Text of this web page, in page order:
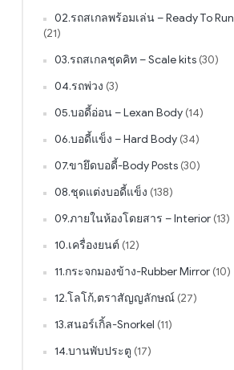
02.รถสเกลพร้อมเล่น – Ready To Run
(21)
03.รถสเกลชุดคิท – Scale kits (30)
04.รถพ่วง (3)
05.บอดี้อ่อน – Lexan Body (14)
06.บอดี้แข็ง – Hard Body (34)
07.ขายึดบอดี้-Body Posts (30)
08.ชุดแต่งบอดี้แข็ง (138)
09.ภายในห้องโดยสาร – Interior (13)
10.เครื่องยนต์ (12)
11.กระจกมองข้าง-Rubber Mirror (10)
12.โลโก้,ตราสัญญลักษณ์ (27)
13.สนอร์เกิ้ล-Snorkel (11)
14.บานพับประตู (17)